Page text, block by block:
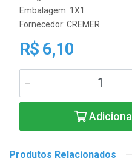
Embalagem: 1X1
Fornecedor: CREMER
R$ 6,10
Produtos Relacionados